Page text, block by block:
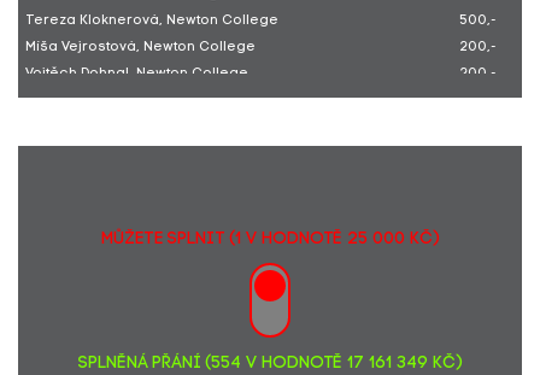
Tereza Kloknerová, Newton College
500,-
Míša Vejrostová, Newton College
200,-
Vojtěch Dohnal, Newton College
200,-
Splněná přání pro "bublinky" od holek z Burzy Svárov
2860,-
MŮŽETE SPLNIT (1 v hodnotě 25 000 Kč)
SPLNĚNÁ PŘÁNÍ (554 v hodnotě 17 161 349 Kč)